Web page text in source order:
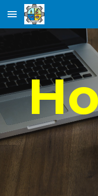
Skip to main content